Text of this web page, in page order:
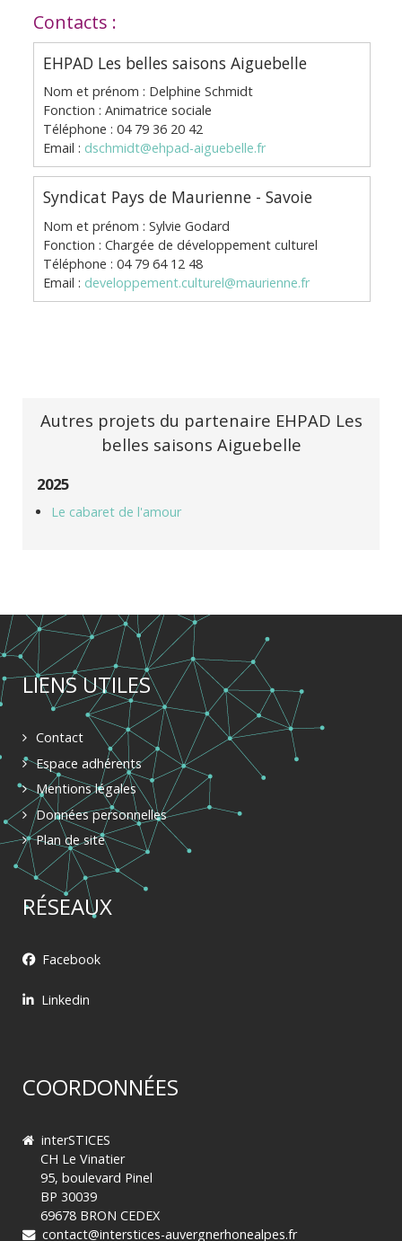
Contacts :
EHPAD Les belles saisons Aiguebelle
Nom et prénom : Delphine Schmidt
Fonction : Animatrice sociale
Téléphone : 04 79 36 20 42
Email : dschmidt@ehpad-aiguebelle.fr
Syndicat Pays de Maurienne - Savoie
Nom et prénom : Sylvie Godard
Fonction : Chargée de développement culturel
Téléphone : 04 79 64 12 48
Email : developpement.culturel@maurienne.fr
Autres projets du partenaire EHPAD Les
belles saisons Aiguebelle
2025
Le cabaret de l'amour
LIENS UTILES
Contact
Espace adhérents
Mentions légales
Données personnelles
Plan de site
RÉSEAUX
Facebook
Linkedin
COORDONNÉES
interSTICES
CH Le Vinatier
95, boulevard Pinel
BP 30039
69678 BRON CEDEX
contact@interstices-auvergnerhonealpes.fr